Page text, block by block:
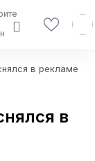
в рекламе
в